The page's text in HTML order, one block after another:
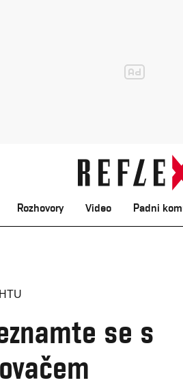
Rozhovory Video Padni
se s